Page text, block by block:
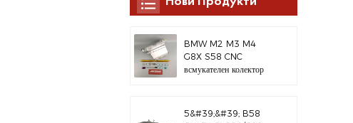
BMW M2 M3 M4
G8X S58 CNC
всмукателен колектор
5&#39;&#39; B58